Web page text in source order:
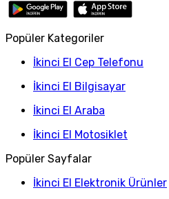
Popüler Kategoriler
İkinci El Cep Telefonu
İkinci El Bilgisayar
İkinci El Araba
İkinci El Motosiklet
Popüler Sayfalar
İkinci El Elektronik Ürünler